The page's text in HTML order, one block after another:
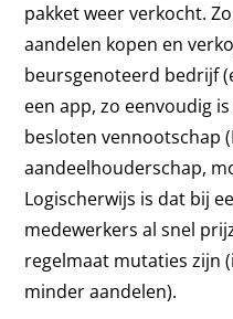
pakket weer verkocht.
aandelen kopen en
beursgenoteerd bedrijf
een app, zo eenvoudig
besloten vennootschap
aandeelhouderschap,
Logischerwijs is dat bij
medewerkers al snel
regelmaat mutaties zijn
minder aandelen).